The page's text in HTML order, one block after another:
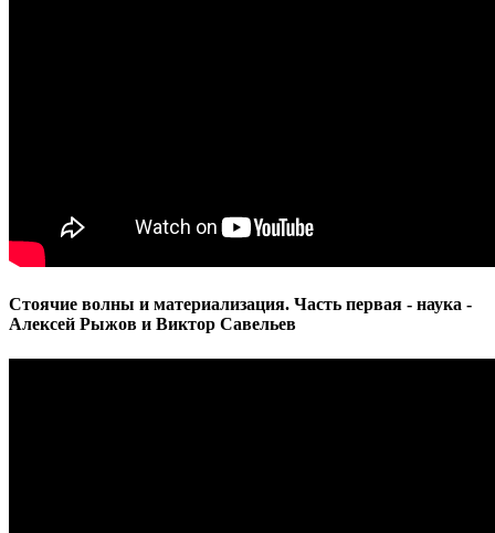
Стоячие волны и материализация. Часть первая - наука -
Алексей Рыжов и Виктор Савельев